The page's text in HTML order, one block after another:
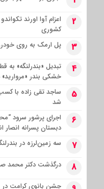
2
اعزام آوا اورند
کشوری
3 پل ارمک به روی
4
تبدیل «بندرلنگه» به
خشکی بندر
5
ساجد تقی زاده با
شد
6
اجرای پرشور سرود
دبستان پسرانه انصار
7 سه زمین‌لرزه در
8 درگذشت دکتر محمد
جشن بانوی کرامت در